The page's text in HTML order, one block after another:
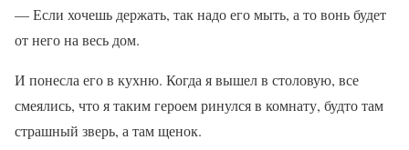
— Если хочешь держать, так надо его мыть, а то вонь будет
от него на весь дом.
И понесла его в кухню. Когда я вышел в столовую, все
смеялись, что я таким героем ринулся в комнату, будто там
страшный зверь, а там щенок.